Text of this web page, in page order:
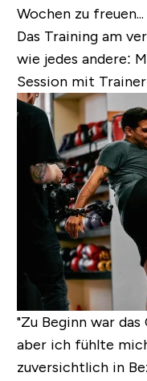
Wochen zu freuen...
Das Training am
wie jedes andere:
Session mit Trainer
"Zu Beginn war
aber ich fühlte
zuversichtlich in